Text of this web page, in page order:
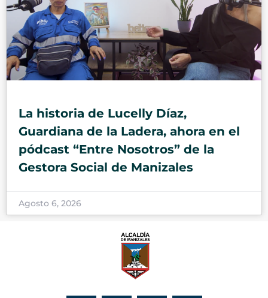
La historia de Lucelly Díaz,
Guardiana de la Ladera, ahora en el
pódcast “Entre Nosotros” de la
Gestora Social de Manizales
Agosto 6, 2026